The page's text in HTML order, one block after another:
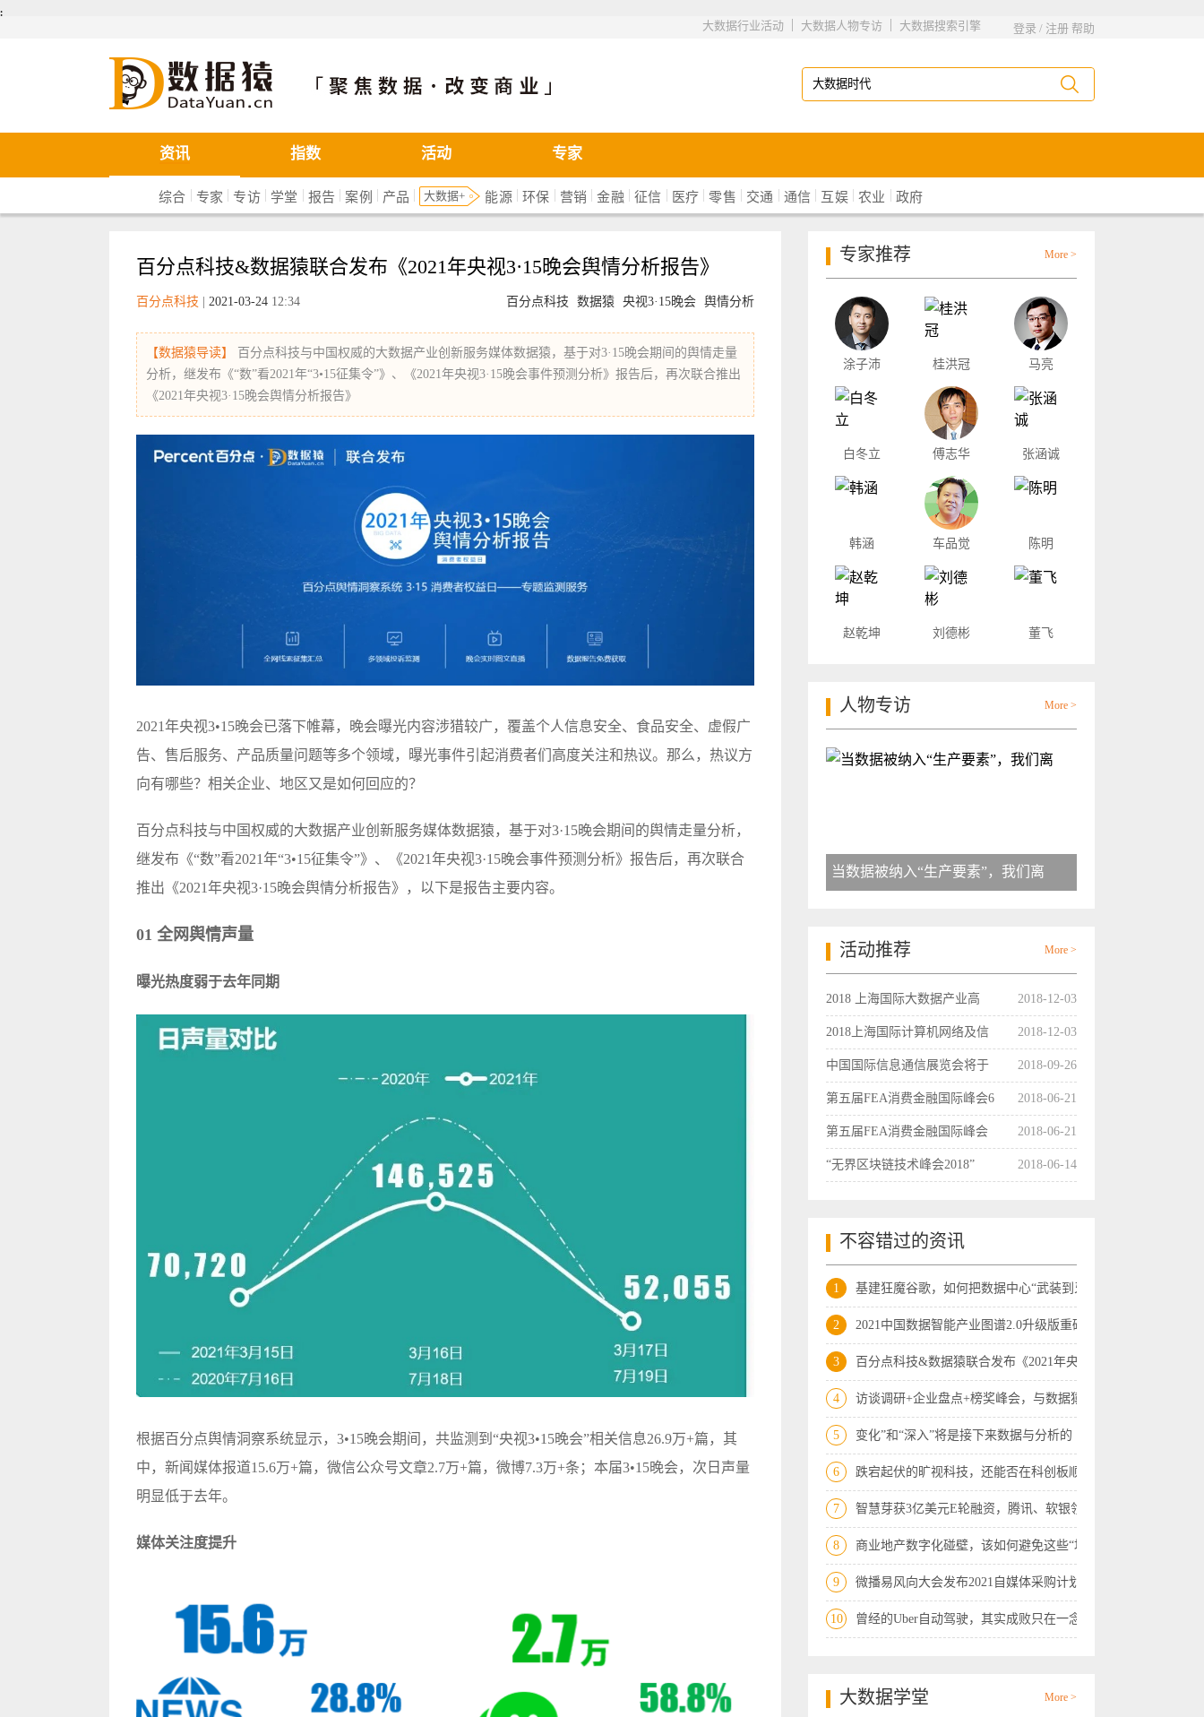
܄
登录 / 注册 帮助
大数据搜索引擎
|
大数据人物专访
|
大数据行业活动
数据猿
资讯 指数 活动 专家
综合 | 专家 |专访| 学堂 | 报告 | 案例 | 产品 | 大数据+ 能源 |环保 | 营销 |金融 |征信 | 医疗 | 零售 | 交通 | 通信 | 互娱 | 农业 | 政府
百分点科技&数据猿联合发布《2021年央视3·15晚会舆情分析报告》
百分点科技 数据猿 央视3·15晚会 舆情分析
百分点科技 2021-03-24 12:34
【数据猿导读】
百分点科技与中国权威的大数据产业创新服务媒体数据猿，基于对3·15晚会期间的舆情走量
分析，继发布《“数”看2021年“3•15征集令”》、《2021年央视3·15晚会事件预测分析》报告后，再次联合推出
《2021年央视3·15晚会舆情分析报告》
2021年央视3•15晚会已落下帷幕，晚会曝光内容涉猎较广，覆盖个人信息安全、食品安全、虚假广
告、售后服务、产品质量问题等多个领域，曝光事件引起消费者们高度关注和热议。那么，热议方
向有哪些？相关企业、地区又是如何回应的？
百分点科技与中国权威的大数据产业创新服务媒体数据猿，基于对3·15晚会期间的舆情走量分析，
继发布《“数”看2021年“3•15征集令”》、《2021年央视3·15晚会事件预测分析》报告后，再次联合
推出《2021年央视3·15晚会舆情分析报告》，以下是报告主要内容。
01 全网舆情声量
曝光热度弱于去年同期
根据百分点舆情洞察系统显示，3•15晚会期间，共监测到“央视3•15晚会”相关信息26.9万+篇，其
中，新闻媒体报道15.6万+篇，微信公众号文章2.7万+篇，微博7.3万+条；本届3•15晚会，次日声量
明显低于去年。
媒体关注度提升
专家推荐 More >
涂子沛 桂洪冠 马亮
白冬立 傅志华 张涵诚
韩涵 车品觉 陈明
赵乾坤 刘德彬 董飞
人物专访 More >
当数据被纳入“生产要素”，我们离
活动推荐 More >
2018 上海国际大数据产业高 2018-12-03
2018上海国际计算机网络及信 2018-12-03
中国国际信息通信展览会将于 2018-09-26
第五届FEA消费金融国际峰会6 2018-06-21
第五届FEA消费金融国际峰会 2018-06-21
“无界区块链技术峰会2018” 2018-06-14
不容错过的资讯
1 基建狂魔谷歌，如何把数据中心“武装到牙
2 2021中国数据智能产业图谱2.0升级版重磅
3 百分点科技&数据猿联合发布《2021年央视
4 访谈调研+企业盘点+榜奖峰会，与数据猿
5 变化”和“深入”将是接下来数据与分析的
6 跌宕起伏的旷视科技，还能否在科创板顺利
7 智慧芽获3亿美元E轮融资，腾讯、软银领投
8 商业地产数字化碰壁，该如何避免这些“坑
9 微播易风向大会发布2021自媒体采购计划
10 曾经的Uber自动驾驶，其实成败只在一念之
大数据学堂 More >